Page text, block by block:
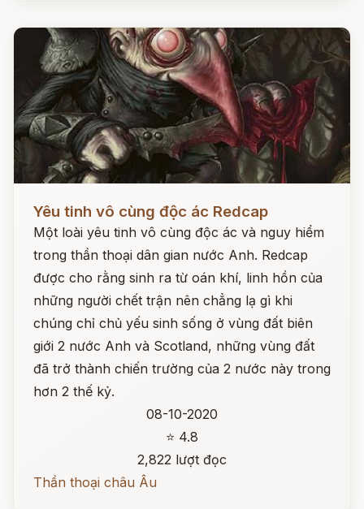
Yêu tinh vô cùng độc ác Redcap
Một loài yêu tinh vô cùng độc ác và nguy hiểm
trong thần thoại dân gian nước Anh. Redcap
được cho rằng sinh ra từ oán khí, linh hồn của
những người chết trận nên chẳng lạ gì khi
chúng chỉ chủ yếu sinh sống ở vùng đất biên
giới 2 nước Anh và Scotland, những vùng đất
đã trở thành chiến trường của 2 nước này trong
hơn 2 thế kỷ.
08-10-2020
⭐ 4.8
2,822 lượt đọc
Thần thoại châu Âu